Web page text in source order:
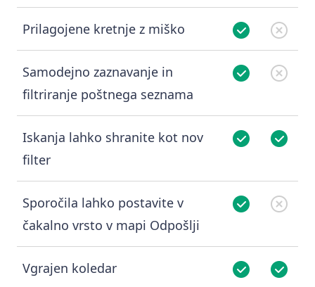
Prilagojene kretnje z miško
Samodejno zaznavanje in
filtriranje poštnega seznama
Iskanja lahko shranite kot nov
filter
Sporočila lahko postavite v
čakalno vrsto v mapi Odpošlji
Vgrajen koledar